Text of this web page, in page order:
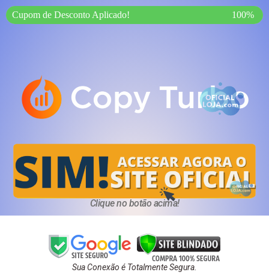
Cupom de Desconto Aplicado! 100%
Clique no botão acima!
Sua Conexão é Totalmente Segura.